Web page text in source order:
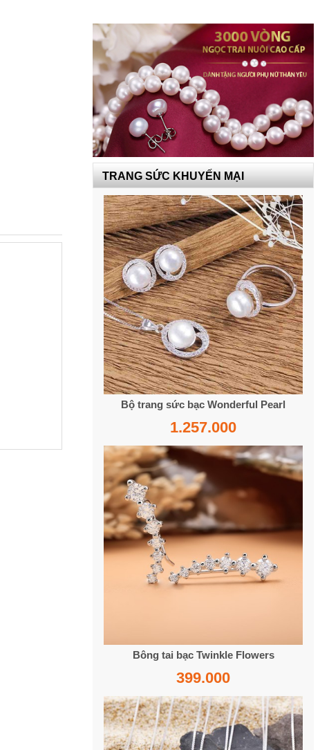
TRANG SỨC KHUYẾN MẠI
Bộ trang sức bạc Wonderful Pearl
1.257.000
Bông tai bạc Twinkle Flowers
399.000